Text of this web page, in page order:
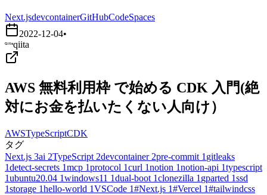
Next.jsdevcontainerGitHubCodeSpaces
2022-12-04•
qiita
AWS 無料利用枠 で始める CDK 入門(絶
対にお金を払いたくない人向け）
AWSTypeScriptCDK
タグ
Next.js 3ai 2TypeScript 2devcontainer 2pre-commit 1 gitleaks
1detect-secrets 1mcp 1protocol 1curl 1notion 1notion-api 1typescript
1ubuntu20.04 1windows11 1dual-boot 1clonezilla 1 gparted 1ssd
1storage 1hello-world 1VSCode 1#Next.js 1#Vercel 1#tailwindcss